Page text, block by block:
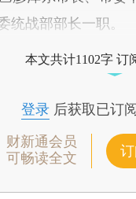
统战部部长一职。
本文共计1102字 订
登录后获取已订
财新通会员
可畅读全文